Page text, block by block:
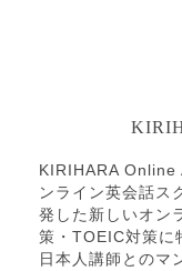
KIRIHARA Online
ンライン英会話ス
発した新しいオン
策・TOEIC対策に
日本人講師とのマ